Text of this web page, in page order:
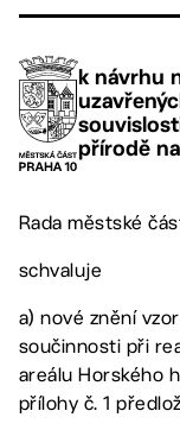
k návrhu
přírodě
Rada městské
schvaluje
a) nové znění
součinnosti při
areálu Horského
přílohy č. 1